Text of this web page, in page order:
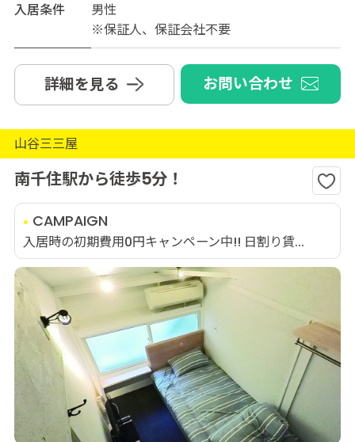
入居条件
男性
※保証人、保証会社不要
詳細を見る お問い合わせ
山谷三三屋
南千住駅から徒歩5分！
CAMPAIGN
入居時の初期費用0円キャンペーン中!! 日割り賃...